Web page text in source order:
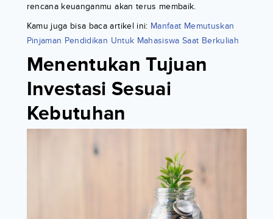
rencana keuanganmu akan terus membaik.
Kamu juga bisa baca artikel ini: Manfaat Memutuskan
Pinjaman Pendidikan Untuk Mahasiswa Saat Berkuliah
Menentukan Tujuan
Investasi Sesuai
Kebutuhan